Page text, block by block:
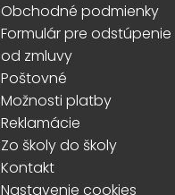
Obchodné podmienky
Formulár pre odstúpenie
od zmluvy
Poštovné
Možnosti platby
Reklamácie
Zo školy do školy
Kontakt
Nastavenie cookies